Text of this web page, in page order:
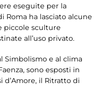
eseguite per la
Roma ha lasciato alcune
piccole sculture
all’uso privato.
Simbolismo e al clima
sono esposti in
d’Amore, il Ritratto di